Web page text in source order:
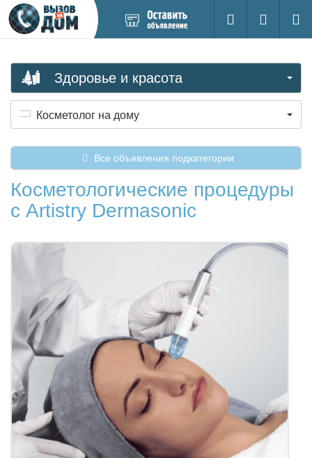
новое
Поиск
Вход на
Здоровье и красота
Косметолог на дому
Все объявления подкатегории
Косметологические процедуры
с Аrtistry Dermasonic